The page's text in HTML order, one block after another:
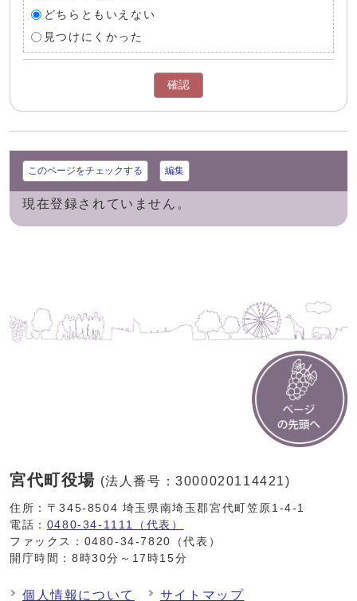
どちらともいえない
見つけにくかった
確認
このページをチェックする 編集
現在登録されていません。
宮代町役場 (法人番号：3000020114421)
住所：〒345-8504 埼玉県南埼玉郡宮代町笠原1-4-1
電話： 0480-34-1111（代表）
ファックス：0480-34-7820（代表）
開庁時間：8時30分～17時15分
個人情報について サイトマップ